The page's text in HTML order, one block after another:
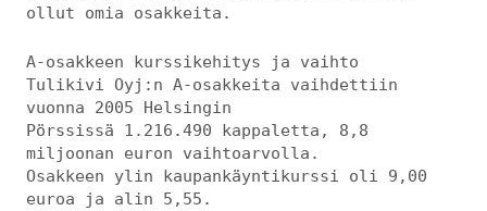
ollut omia osakkeita.
A-osakkeen kurssikehitys ja vaihto
Tulikivi Oyj:n A-osakkeita vaihdettiin
vuonna 2005 Helsingin
Pörssissä 1.216.490 kappaletta, 8,8
miljoonan euron vaihtoarvolla.
Osakkeen ylin kaupankäyntikurssi oli 9,00
euroa ja alin 5,55.